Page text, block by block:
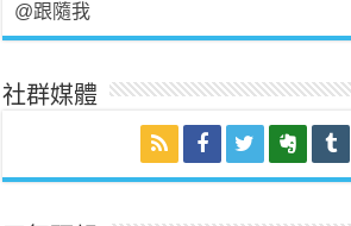
@跟隨我
社群媒體